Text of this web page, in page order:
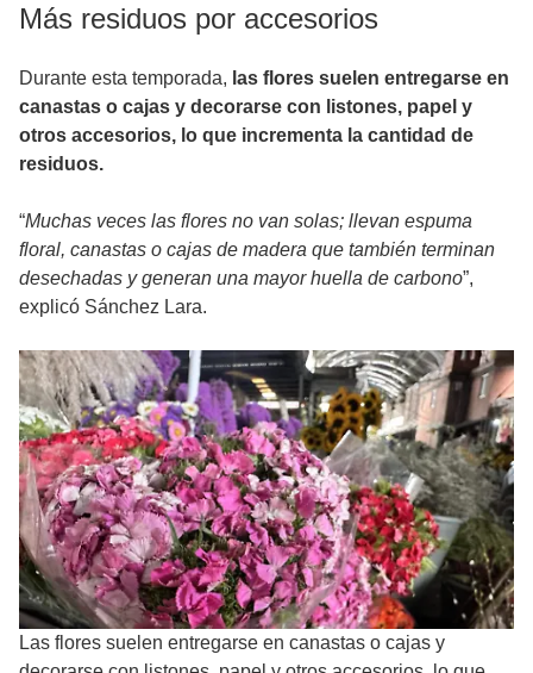
Más residuos por accesorios
Durante esta temporada, las flores suelen entregarse en
canastas o cajas y decorarse con listones, papel y
otros accesorios, lo que incrementa la cantidad de
residuos.
“Muchas veces las flores no van solas; llevan espuma
floral, canastas o cajas de madera que también terminan
desechadas y generan una mayor huella de carbono”,
explicó Sánchez Lara.
Las flores suelen entregarse en canastas o cajas y